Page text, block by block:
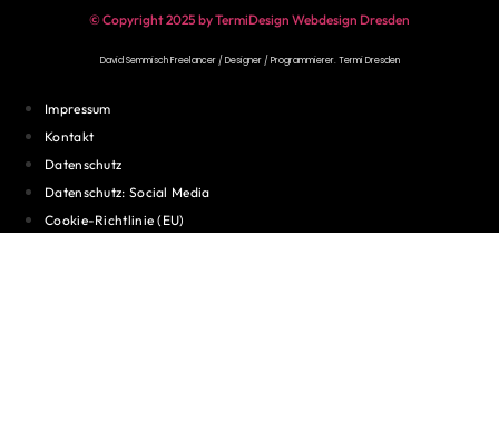
© Copyright 2025 by TermiDesign Webdesign Dresden
David Semmisch Freelancer / Designer / Programmierer.Termi Dresden
Impressum
Kontakt
Datenschutz
Datenschutz: Social Media
Cookie-Richtlinie (EU)